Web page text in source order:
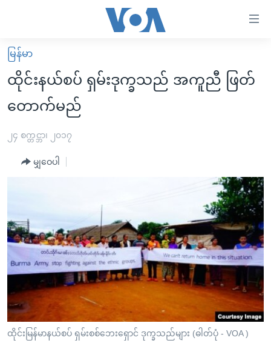
လွယ်ကူ
စေ
များ
ကြည့်
ရန်
ပင်မ
အ
ညွန်း
စာမျက်နှာ
သို့
ကျော်
မူလစာမျက်နှာ
မြန်မာ
ကမ္ဘာ့သတင်းများ
ရပ်ဝန်းတခု လမ်းတခု အလွန်
မကြေးမုံရဲ့ အင်္ဂလိပ်စာ
ရုပ်ရှင်ထဲက အင်္ဂလိပ်စာ
သုတပဒေသာ အင်္ဂလိပ်စာ
ရေဒီယို
တီဗွီ
ရေဒီယိုနှင့်ရုပ်သံ အချက်အလက်များ
ရေဒီယို/တီဗွီအစီအစဉ်
Learning English
ဗွီအိုအေ လူမှုကွန်ယက်များ
မြန်မာ
ထိုင်းနယ်စပ် ရှမ်းဒုက္ခသည် အကူညီ ဖြတ်
တောက်မည်
၂၄ စက္တင္ဘာ၊ ၂၀၁၇
မျှဝေပါ
ထိုင်းမြန်မာနယ်စပ် ရှမ်းစစ်ဘေးရှောင် ဒုက္ခသည်များ (ဓါတ်ပုံ - VOA )